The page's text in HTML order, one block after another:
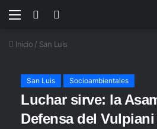
Menú
Buscar
Inicio / San Luis
San Luis Socioambientales
Luchar sirve: la
Defensa del